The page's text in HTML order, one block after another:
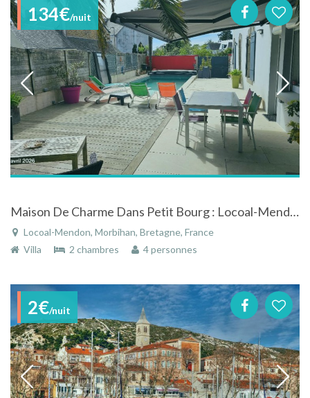
134€/nuit
Maison De Charme Dans Petit Bourg : Locoal-Mendon
Locoal-Mendon, Morbihan, Bretagne, France
Villa
2 chambres 4 personnes
2€/nuit